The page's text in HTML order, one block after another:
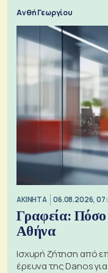
Ανθή Γεωργίου
ΑΚΙΝΗΤΑ 06.08.2026,
Γραφεία: Πόσο
Αθήνα
Ισχυρή ζήτηση από
έρευνα της Danos για